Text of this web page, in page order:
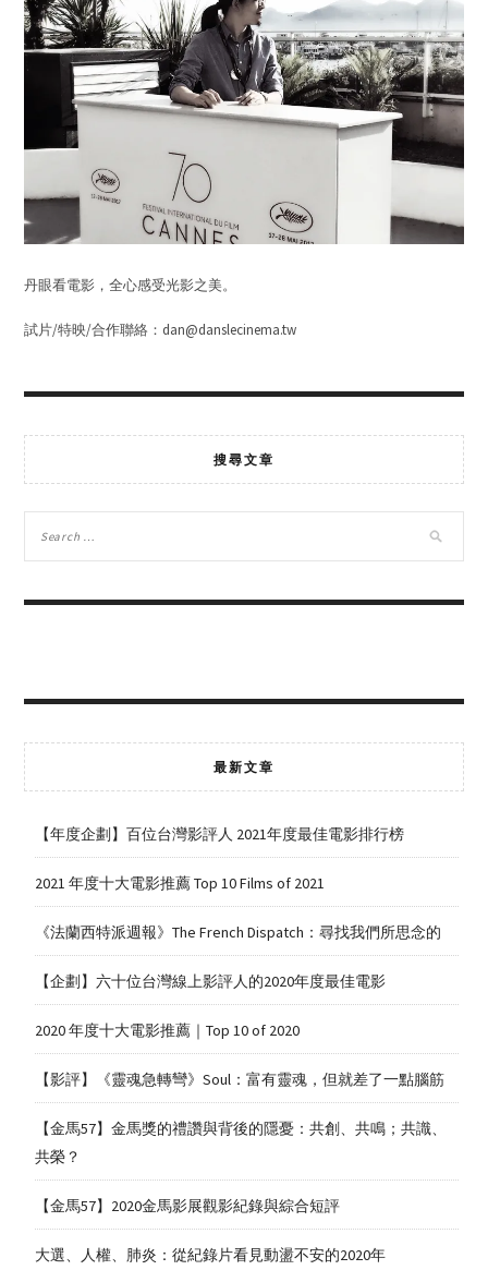
丹眼看電影，全心感受光影之美。
試片/特映/合作聯絡：dan@danslecinema.tw
搜尋文章
最新文章
【年度企劃】百位台灣影評人 2021年度最佳電影排行榜
2021 年度十大電影推薦 Top 10 Films of 2021
《法蘭西特派週報》The French Dispatch：尋找我們所思念的
【企劃】六十位台灣線上影評人的2020年度最佳電影
2020 年度十大電影推薦｜Top 10 of 2020
【影評】《靈魂急轉彎》Soul：富有靈魂，但就差了一點腦筋
【金馬57】金馬獎的禮讚與背後的隱憂：共創、共鳴；共識、
共榮？
【金馬57】2020金馬影展觀影紀錄與綜合短評
大選、人權、肺炎：從紀錄片看見動盪不安的2020年